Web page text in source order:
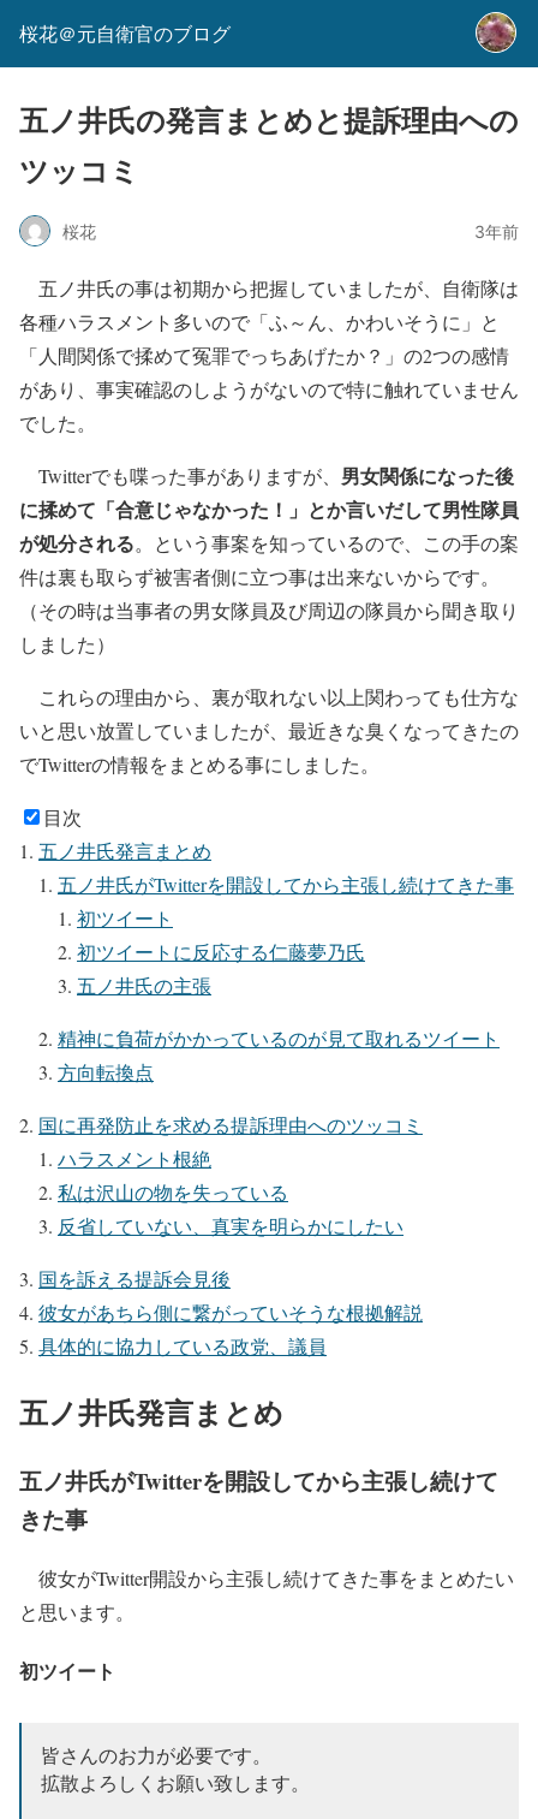
桜花＠元自衛官のブログ
五ノ井氏の発言まとめと提訴理由への
ツッコミ
桜花 3年前
五ノ井氏の事は初期から把握していましたが、自衛隊は
各種ハラスメント多いので「ふ～ん、かわいそうに」と
「人間関係で揉めて冤罪でっちあげたか？」の2つの感情
があり、事実確認のしようがないので特に触れていません
でした。
Twitterでも喋った事がありますが、 男女関係になった後
に揉めて「合意じゃなかった！」とか言いだして男性隊員
が処分される。という事案を知っているので、この手の案
件は裏も取らず被害者側に立つ事は出来ないからです。
（その時は当事者の男女隊員及び周辺の隊員から聞き取り
しました）
これらの理由から、裏が取れない以上関わっても仕方な
いと思い放置していましたが、最近きな臭くなってきたの
でTwitterの情報をまとめる事にしました。
目次
五ノ井氏発言まとめ
五ノ井氏がTwitterを開設してから主張し続けてきた事
初ツイート
初ツイートに反応する仁藤夢乃氏
五ノ井氏の主張
精神に負荷がかかっているのが見て取れるツイート
方向転換点
国に再発防止を求める提訴理由へのツッコミ
ハラスメント根絶
私は沢山の物を失っている
反省していない、真実を明らかにしたい
国を訴える提訴会見後
彼女があちら側に繋がっていそうな根拠解説
具体的に協力している政党、議員
五ノ井氏発言まとめ
五ノ井氏がTwitterを開設してから主張し続けて
きた事
彼女がTwitter開設から主張し続けてきた事をまとめたい
と思います。
初ツイート
皆さんのお力が必要です。
拡散よろしくお願い致します。